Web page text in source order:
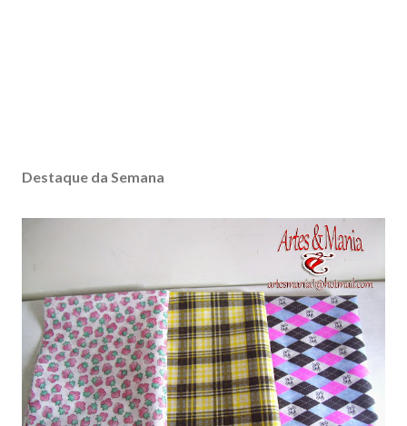
Destaque da Semana